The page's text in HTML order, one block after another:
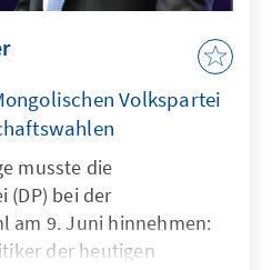
Volkspartei
musste die
(DP) bei der
am 9. Juni hinnehmen:
der heutigen